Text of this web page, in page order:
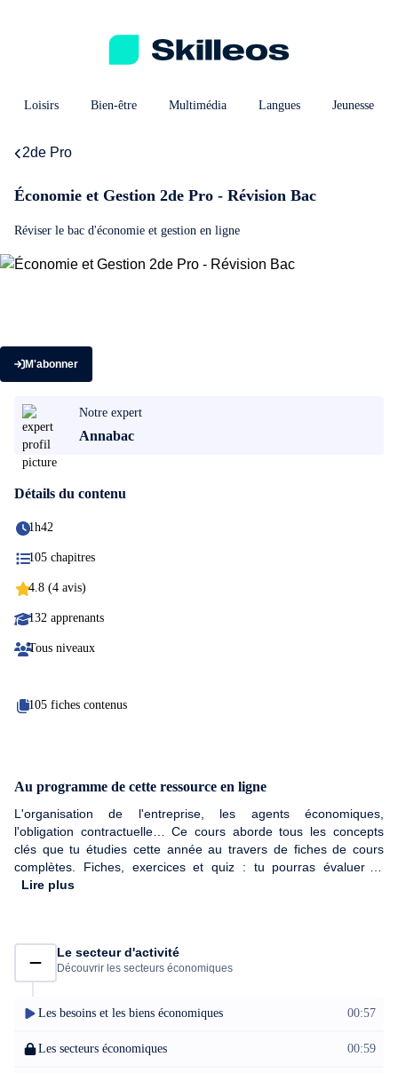
Loisirs Bien-être Multimédia Langues Jeunesse
2de Pro
Économie et Gestion 2de Pro - Révision Bac
Réviser le bac d'économie et gestion en ligne
M'abonner
Notre expert
Annabac
Détails du contenu
1h42
105 chapitres
4.8 (4 avis)
132 apprenants
Tous niveaux
105 fiches contenus
Au programme de cette ressource en ligne
L'organisation de l'entreprise, les agents économiques,
l'obligation contractuelle… Ce cours aborde tous les concepts
clés que tu étudies cette année au travers de fiches de cours
complètes. Fiches, exercices et quiz : tu pourras évaluer et
valider tes acquis sur le programme d'économie et gestion, des
Lire plus
Le secteur d'activité
Découvrir les secteurs économiques
Les besoins et les biens économiques 00:57
Les secteurs économiques 00:59